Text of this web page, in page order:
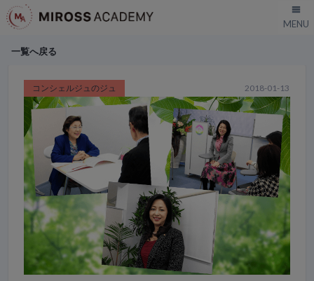
一覧へ戻る
2018-01-13
コンシェルジュのジュ